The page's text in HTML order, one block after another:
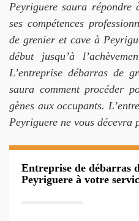
Peyriguere saura répondre
ses compétences
de grenier et cave à
début jusqu’à
L’entreprise débarras de
saura comment procéder
gènes aux occupants.
Peyriguere ne vous décevra
Entreprise de débarras
Peyriguere à votre